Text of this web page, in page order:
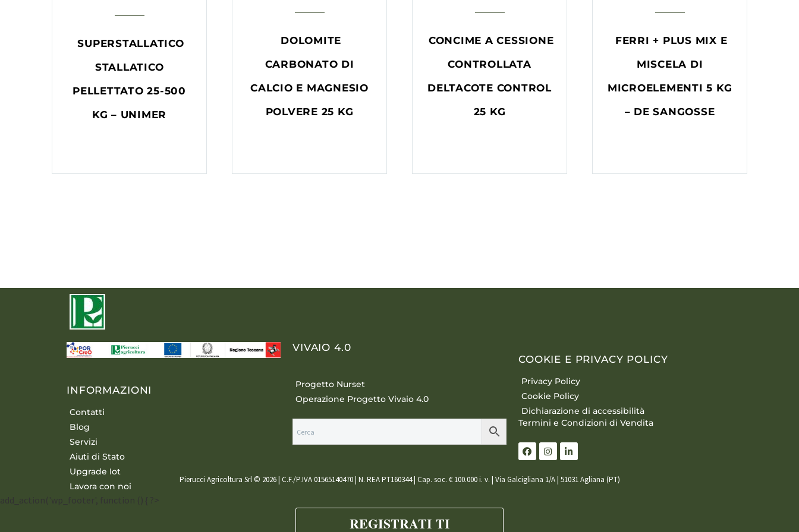
SUPERSTALLATICO
STALLATICO
PELLETTATO 25-500
KG – UNIMER
DOLOMITE
CARBONATO DI
CALCIO E MAGNESIO
POLVERE 25 KG
CONCIME A CESSIONE
CONTROLLATA
DELTACOTE CONTROL
25 KG
FERRI + PLUS MIX E
MISCELA DI
MICROELEMENTI 5 KG
– DE SANGOSSE
INFORMAZIONI
Contatti
Blog
Servizi
Aiuti di Stato
Upgrade Iot
Lavora con noi
VIVAIO 4.0
Progetto Nurset
Operazione Progetto Vivaio 4.0
COOKIE E PRIVACY POLICY
Privacy Policy
Cookie Policy
Dichiarazione di accessibilità
Termini e Condizioni di Vendita
Pierucci Agricoltura Srl © 2026 | C.F./P.IVA 01565140470 | N. REA PT160344 | Cap. soc. € 100.000 i. v. | Via Galcigliana 1/A | 51031 Agliana (PT)
add_action('wp_footer', function () { ?>